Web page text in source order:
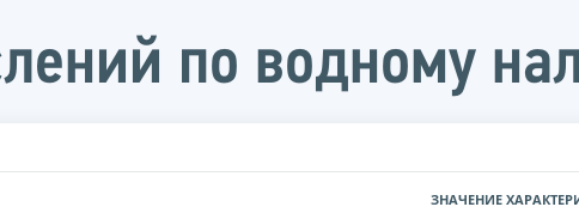
по водному
ЗНАЧЕНИЕ